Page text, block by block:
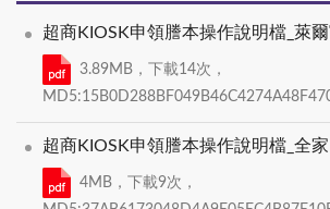
超商KIOSK申領謄本操作說明檔_萊爾
3.89MB，下載14次，
超商KIOSK申領謄本操作說明檔_全家
4MB，下載9次，